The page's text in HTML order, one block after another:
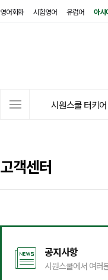
영어회화 시험영어 유럽어 아시
시원스쿨 터키어
고객센터
공지사항
시원스쿨에서 여러